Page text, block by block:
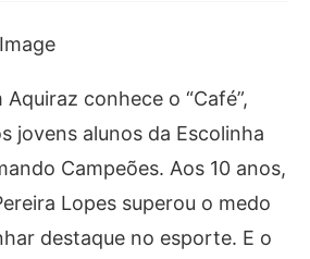
conhece o “Café”,
jovens alunos da Escolinha
Campeões. Aos 10 anos,
Lopes superou o medo
destaque no esporte. E o